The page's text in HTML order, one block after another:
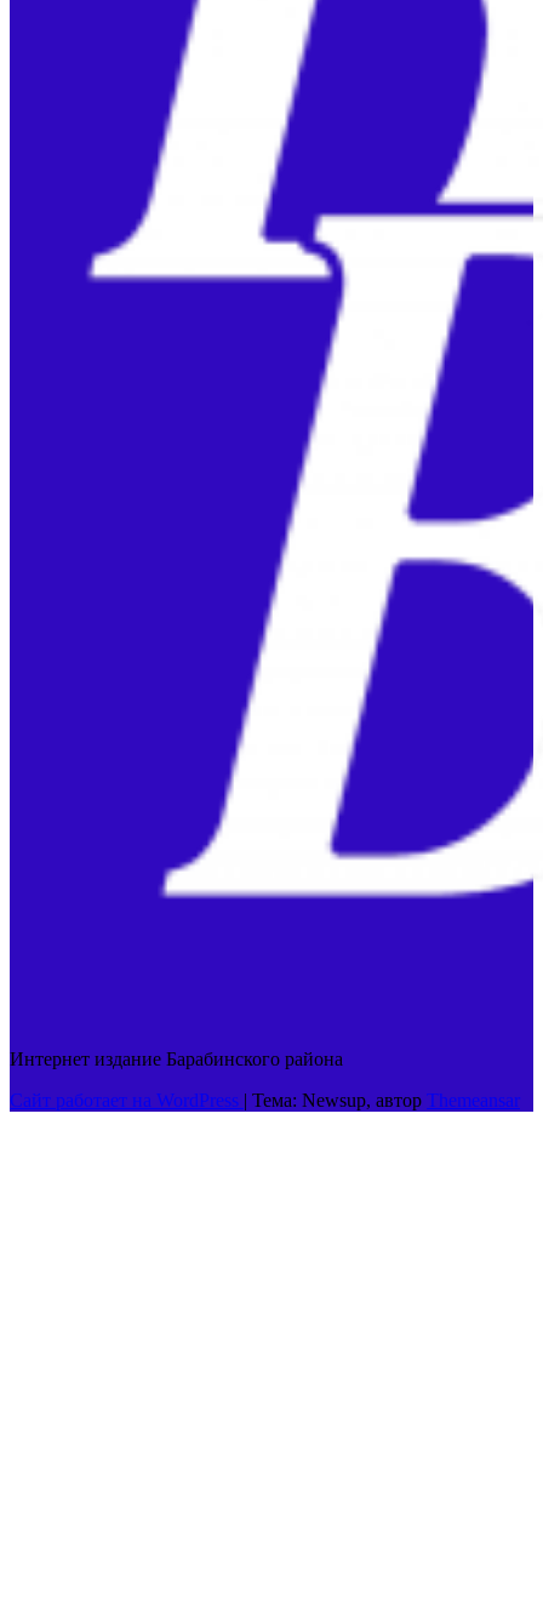
Интернет издание Барабинского района
Сайт работает на WordPress | Тема: Newsup, автор Themeansar